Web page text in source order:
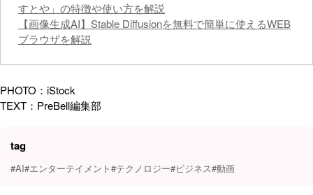
すとや」の特徴や使い方を解説
【画像生成AI】Stable Diffusionを無料で簡単に使えるWEB
ブラウザを解説
PHOTO：iStock
TEXT：PreBell編集部
tag
#AI#エンターテイメント#テクノロジー#ビジネス#動画